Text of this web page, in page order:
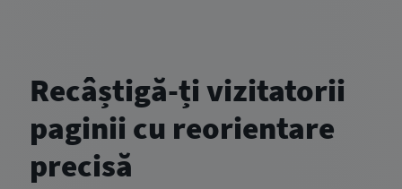
Recâștigă-ți vizitatorii
paginii cu reorientare
precisă